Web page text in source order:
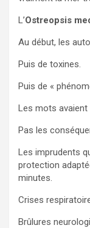
L’Ostreopsis
Au début, les
Puis de toxines.
Puis de «
Les mots avaient
Pas les
Les imprudents
protection
minutes.
Crises
Brûlures